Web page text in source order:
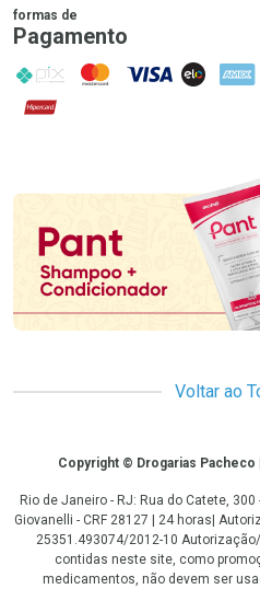
formas de
Pagamento
PIX MasterCard
VISA ELO AMEX
Hipercard
Promoção em
Voltar ao
CopyrightCopyright © Drogarias Pacheco
Rio de Janeiro - RJ: Rua do Catete, 300
Giovanelli - CRF 28127 | 24 horas|
25351.493074/2012-10
contidas neste site, como
medicamentos, não devem ser